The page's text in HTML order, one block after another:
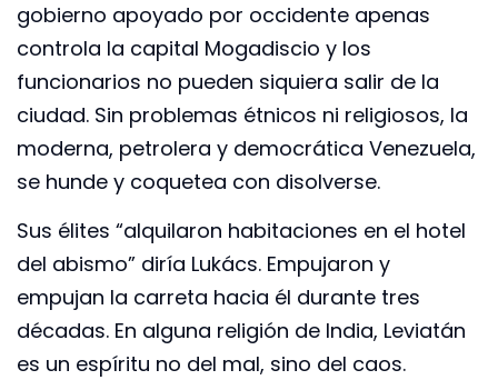
gobierno apoyado por occidente apenas
controla la capital Mogadiscio y los
funcionarios no pueden siquiera salir de la
ciudad. Sin problemas étnicos ni religiosos, la
moderna, petrolera y democrática Venezuela,
se hunde y coquetea con disolverse.
Sus élites “alquilaron habitaciones en el hotel
del abismo” diría Lukács. Empujaron y
empujan la carreta hacia él durante tres
décadas. En alguna religión de India, Leviatán
es un espíritu no del mal, sino del caos.